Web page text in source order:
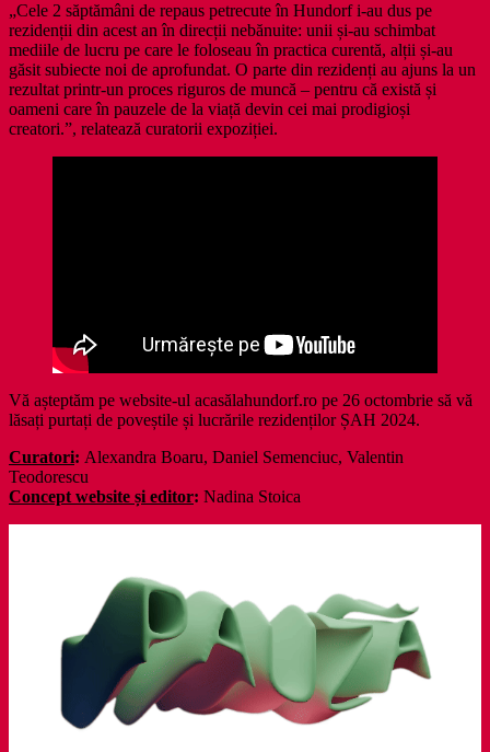
„Cele 2 săptămâni de repaus petrecute în Hundorf i-au dus pe
rezidenții din acest an în direcții nebănuite: unii și-au schimbat
mediile de lucru pe care le foloseau în practica curentă, alții și-au
găsit subiecte noi de aprofundat. O parte din rezidenți au ajuns la un
rezultat printr-un proces riguros de muncă – pentru că există și
oameni care în pauzele de la viață devin cei mai prodigioși
creatori.”, relatează curatorii expoziției.
Vă așteptăm pe website-ul acasălahundorf.ro pe 26 octombrie să vă
lăsați purtați de poveștile și lucrările rezidenților ȘAH 2024.
Curatori: Alexandra Boaru, Daniel Semenciuc, Valentin
Teodorescu
Concept website și editor: Nadina Stoica